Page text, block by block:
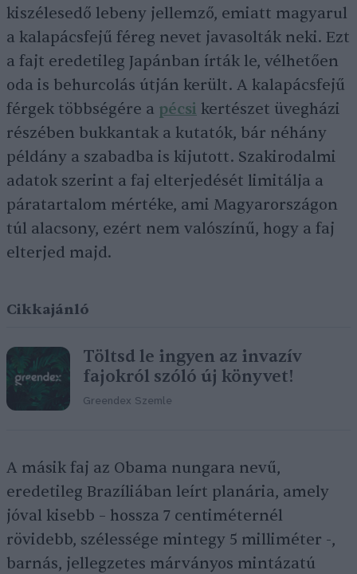
kiszélesedő lebeny jellemző, emiatt magyarul
a kalapácsfejű féreg nevet javasolták neki. Ezt
a fajt eredetileg Japánban írták le, vélhetően
oda is behurcolás útján került. A kalapácsfejű
férgek többségére a pécsi kertészet üvegházi
részében bukkantak a kutatók, bár néhány
példány a szabadba is kijutott. Szakirodalmi
adatok szerint a faj elterjedését limitálja a
páratartalom mértéke, ami Magyarországon
túl alacsony, ezért nem valószínű, hogy a faj
elterjed majd.
Cikkajánló
Töltsd le ingyen az invazív
fajokról szóló új könyvet!
Greendex Szemle
A másik faj az Obama nungara nevű,
eredetileg Brazíliában leírt planária, amely
jóval kisebb – hossza 7 centiméternél
rövidebb, szélessége mintegy 5 milliméter -,
barnás, jellegzetes márványos mintázatú